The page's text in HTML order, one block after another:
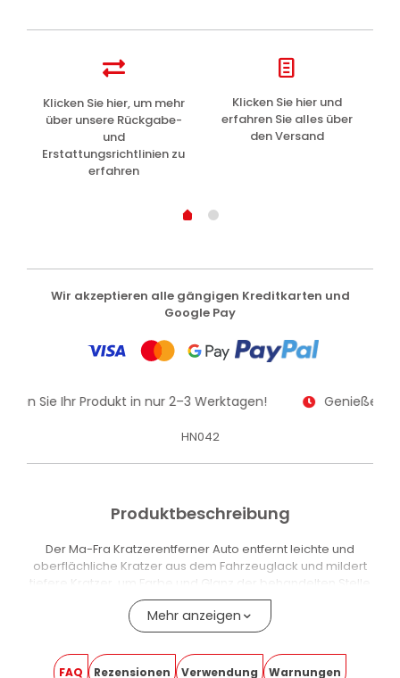
Klicken Sie hier, um mehr
über unsere Rückgabe-
und
Erstattungsrichtlinien zu
erfahren
Klicken Sie hier und
erfahren Sie alles über
den Versand
Wir akzeptieren alle gängigen Kreditkarten und
Google Pay
Sie Ihr Produkt in nur 2–3 Werktagen! Genießen
HN042
Produktbeschreibung
Der Ma-Fra Kratzerentferner Auto entfernt leichte und
oberflächliche Kratzer aus dem Fahrzeuglack und mildert
tiefere Kratzer, um Farbe und Glanz der behandelten Stelle
wiederherzustellen. Die Formel mit speziellen Poliermitteln
stellt den ursprünglichen Farbton des Lacks wieder her,
ohne die Deckschicht anzugreifen.
Das Set enthält eine Tube mit Schwammapplikator für einen
Mehr anzeigen
FAQ Rezensionen Verwendung Warnungen